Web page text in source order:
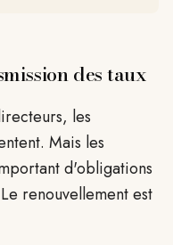
des taux
les
Mais les
d'obligations
renouvellement est